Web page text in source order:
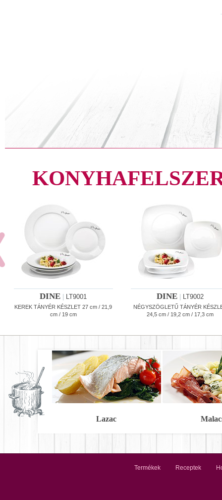
DINE LT9001
KEREK TÁNYÉR KÉSZLET 27 cm / 21,9
cm / 19 cm
DINE LT9002
NÉGYSZÖGLETŰ TÁNYÉR
24,5 cm / 19,2 cm / 17,3 cm
Lazac
Termékek Receptek